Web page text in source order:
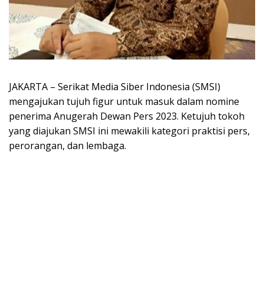
JAKARTA – Serikat Media Siber Indonesia (SMSI)
mengajukan tujuh figur untuk masuk dalam nomine
penerima Anugerah Dewan Pers 2023. Ketujuh tokoh
yang diajukan SMSI ini mewakili kategori praktisi pers,
perorangan, dan lembaga.